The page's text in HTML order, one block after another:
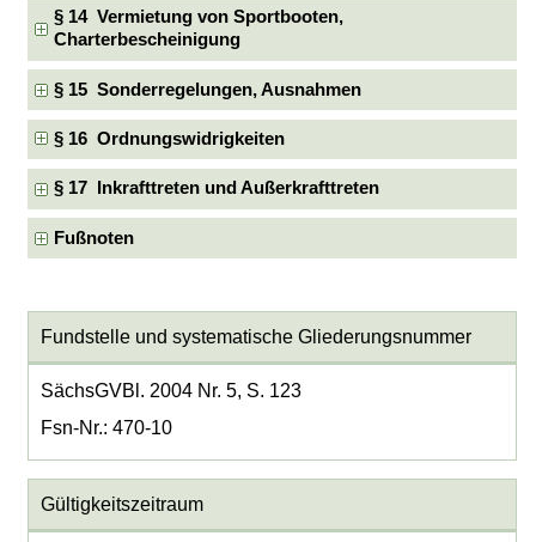
§ 14 Vermietung von Sportbooten,
Charterbescheinigung
§ 15 Sonderregelungen, Ausnahmen
§ 16 Ordnungswidrigkeiten
§ 17 Inkrafttreten und Außerkrafttreten
Fußnoten
Fundstelle und systematische Gliederungsnummer
SächsGVBl. 2004 Nr. 5, S. 123
Fsn-Nr.: 470-10
Gültigkeitszeitraum